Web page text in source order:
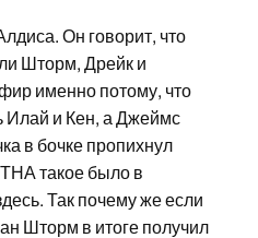
Он говорит, что
Шторм, Дрейк и
именно потому, что
и Кен, а Джеймс
в бочке пропихнул
такое было в
Так почему же если
Шторм в итоге получил